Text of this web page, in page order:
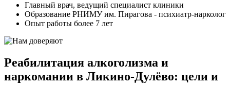
Главный врач, ведущий специалист клиники
Образование РНИМУ им. Пирагова - психиатр-нарколог
Опыт работы более 7 лет
Реабилитация алкоголизма и
наркомании в Ликино-Дулёво: цели и